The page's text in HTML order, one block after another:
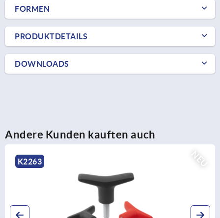
FORMEN
PRODUKTDETAILS
DOWNLOADS
Andere Kunden kauften auch
NEU
K2263